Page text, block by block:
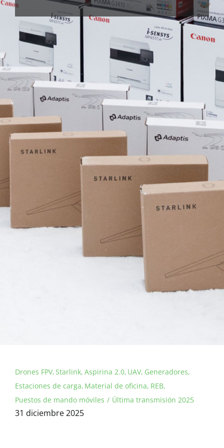
Drones FPV Starlink Aspirina 2.0 UAV Generadores
Estaciones de carga Material de oficina REB
Puestos de mando móviles
Última transmisión 2025
31 diciembre 2025